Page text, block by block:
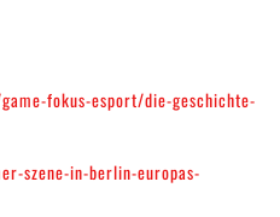
fokus-esport/die-geschichte-
szene-in-berlin-europas-